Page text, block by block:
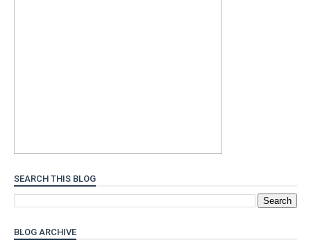
SEARCH THIS BLOG
BLOG ARCHIVE